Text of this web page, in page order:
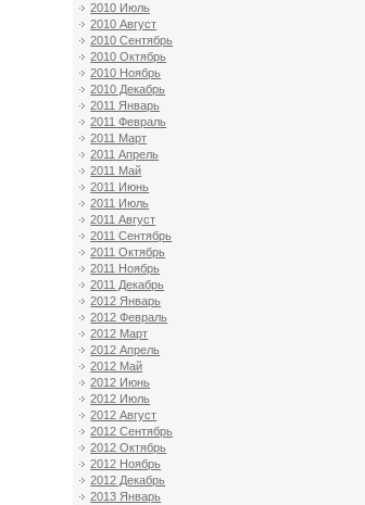
2010 Июль
2010 Август
2010 Сентябрь
2010 Октябрь
2010 Ноябрь
2010 Декабрь
2011 Январь
2011 Февраль
2011 Март
2011 Апрель
2011 Май
2011 Июнь
2011 Июль
2011 Август
2011 Сентябрь
2011 Октябрь
2011 Ноябрь
2011 Декабрь
2012 Январь
2012 Февраль
2012 Март
2012 Апрель
2012 Май
2012 Июнь
2012 Июль
2012 Август
2012 Сентябрь
2012 Октябрь
2012 Ноябрь
2012 Декабрь
2013 Январь